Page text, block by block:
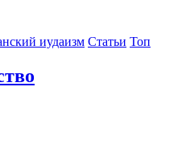
иудаизм Статьи Топ